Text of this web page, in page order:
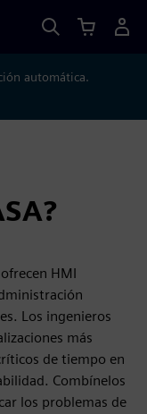
automática.
HMI
Los ingenieros
más
de tiempo en
Combínelos
los problemas de